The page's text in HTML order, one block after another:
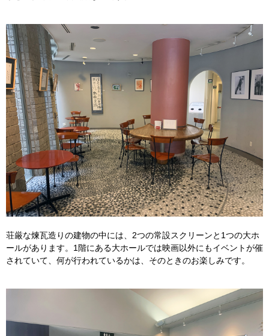
荘厳な煉瓦造りの建物の中には、2つの常設スクリーンと1つの大ホ
ールがあります。1階にある大ホールでは映画以外にもイベントが催
されていて、何が行われているかは、そのときのお楽しみです。